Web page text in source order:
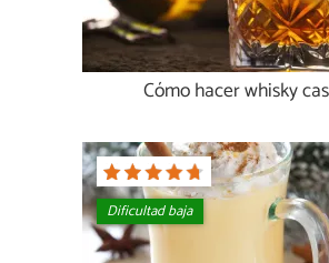
Cómo hacer whisky
Dificultad baja